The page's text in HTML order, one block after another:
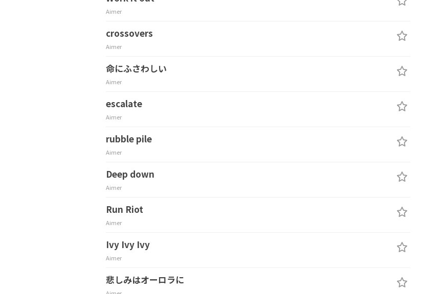
Aimer
crossovers
Aimer
命にふさわしい
Aimer
escalate
Aimer
rubble pile
Aimer
Deep down
Aimer
Run Riot
Aimer
Ivy Ivy Ivy
Aimer
悲しみはオーロラに